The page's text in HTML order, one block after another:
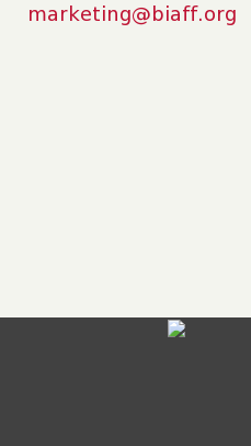
marketing@biaff.org